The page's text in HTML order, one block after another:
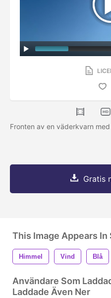
Fronten av en väderkvarn
Gratis
This Image Appears In
Himmel Vind Blå
Användare Som
Laddade Även Ner